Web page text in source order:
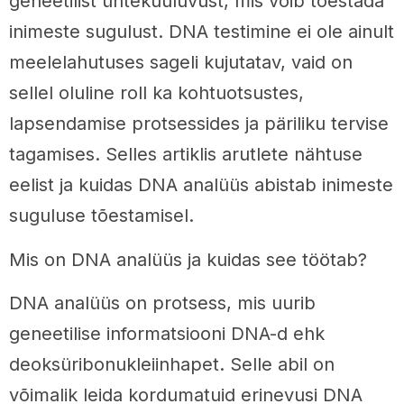
inimeste sugulust. DNA testimine ei ole ainult
meelelahutuses sageli kujutatav, vaid on
sellel oluline roll ka kohtuotsustes,
lapsendamise protsessides ja päriliku tervise
tagamises. Selles artiklis arutlete nähtuse
eelist ja kuidas DNA analüüs abistab inimeste
suguluse tõestamisel.
Mis on DNA analüüs ja kuidas see töötab?
DNA analüüs on protsess, mis uurib
geneetilise informatsiooni DNA-d ehk
deoksüribonukleiinhapet. Selle abil on
võimalik leida kordumatuid erinevusi DNA